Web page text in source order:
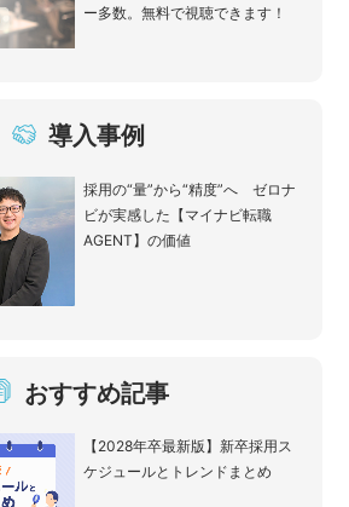
ー多数。無料で視聴できます！
導入事例
採用の“量”から“精度”へ ゼロナ
ビが実感した【マイナビ転職
AGENT】の価値
おすすめ記事
【2028年卒最新版】新卒採用ス
ケジュールとトレンドまとめ